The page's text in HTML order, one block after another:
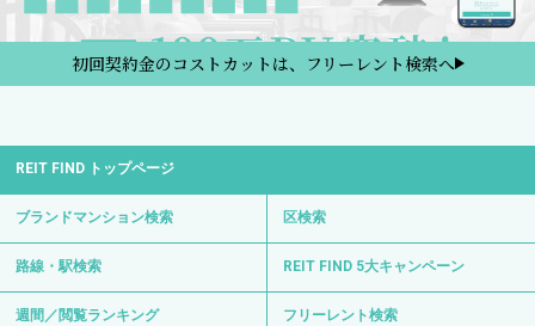
初回契約金のコストカットは、フリーレント検索へ
REIT FIND トップページ
ブランドマンション検索 区検索
路線・駅検索 REIT FIND 5大キャンペーン
週間／閲覧ランキング フリーレント検索